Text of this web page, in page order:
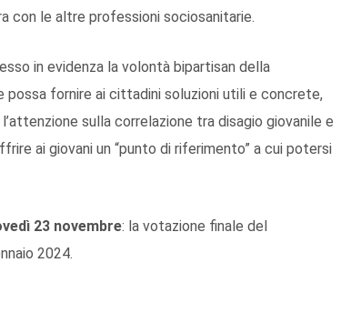
con le altre professioni sociosanitarie.
in evidenza la volontà bipartisan della
possa fornire ai cittadini soluzioni utili e concrete,
sulla correlazione tra disagio giovanile e
ai giovani un “punto di riferimento” a cui potersi
23 novembre: la votazione finale del
2024.